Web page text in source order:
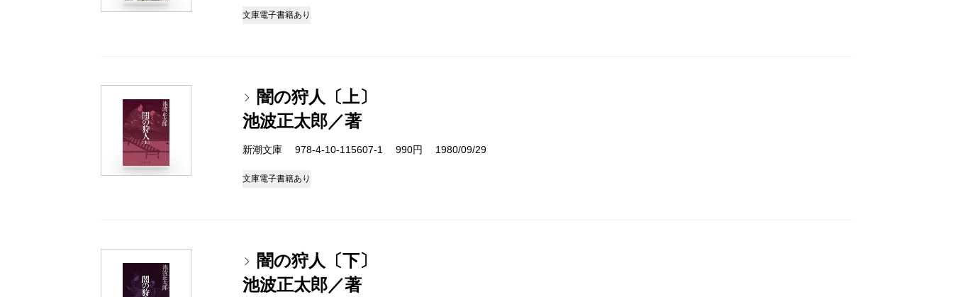
文庫電子書籍あり
闇の狩人〔上〕
池波正太郎／著
新潮文庫 978-4-10-115607-1 990円 1980/09/29
文庫電子書籍あり
闇の狩人〔下〕
池波正太郎／著